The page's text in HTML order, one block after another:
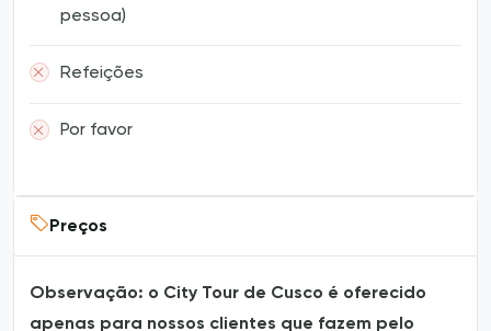
pessoa)
Refeições
Por favor
Preços
Observação: o City Tour de Cusco é oferecido
apenas para nossos clientes que fazem pelo